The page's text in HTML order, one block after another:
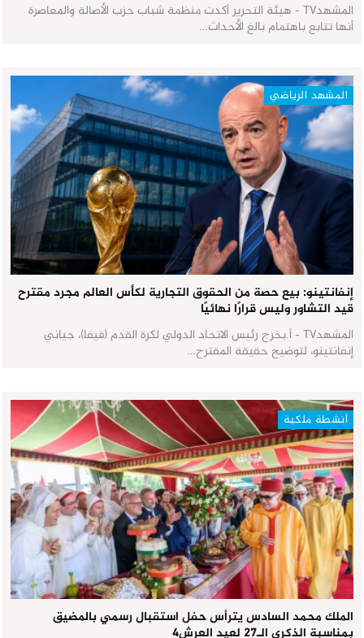
المشهدTV - هيئة التحرير أكدت منظمة شباب حزب الأصالة والمعاصرة
أنها تتابع باهتمام بالغ الأحداث…
المشهد الرياضي
إنفانتينو: بيع حصة من الحقوق التجارية لكأس العالم مجرد مقترح
قيد التشاور وليس قرارًا نهائيًا
المشهدTV - أ.بخرج رئيس الاتحاد الدولي لكرة القدم (فيفا)، جياني
إنفانتينو، لتوضيح حقيقة المقترح…
أنشطة ملكية
الملك محمد السادس يترأس حفل استقبال رسمي بالمضيق
بمناسبة الذكرى الـ27 لعيد العرش٤